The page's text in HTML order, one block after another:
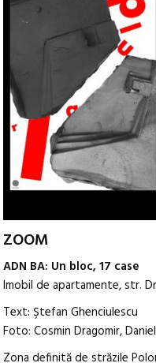
ZOOM
ADN BA: Un bloc, 17 case
Imobil de apartamente, str.
Text: Ştefan Ghenciulescu
Foto: Cosmin Dragomir,
Zona definită de străzile